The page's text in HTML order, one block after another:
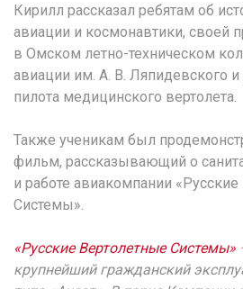
Кирилл рассказал ребятам об
авиации и космонавтики, своей
в Омском летно-техническом
авиации им. А. В. Ляпидевского и
пилота медицинского вертолета.
Также ученикам был
фильм, рассказывающий о
и работе авиакомпании
Системы».
«Русские Вертолетные Системы»
крупнейший гражданский